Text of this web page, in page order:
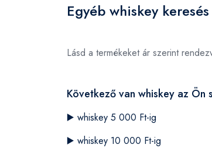
Egyéb whiskey
Lásd a termékeket ár szerint
Következő van whiskey az Ön
▶️ whiskey 5 000 Ft-ig
▶️ whiskey 10 000 Ft-ig